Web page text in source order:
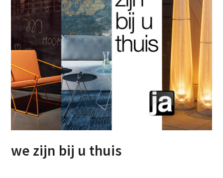
we zijn bij u thuis